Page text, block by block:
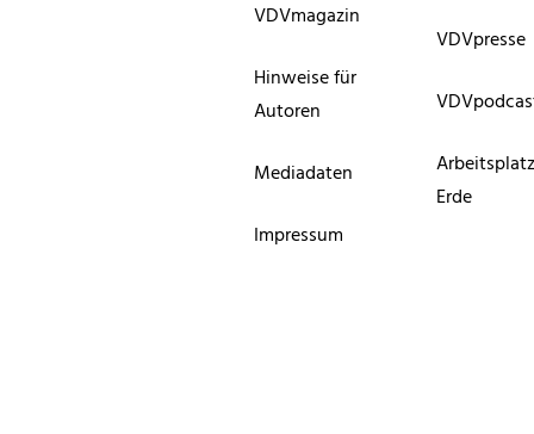
VDVmagazin
Hinweise für
Autoren
Mediadaten
Impressum
VDVpresse
Erde